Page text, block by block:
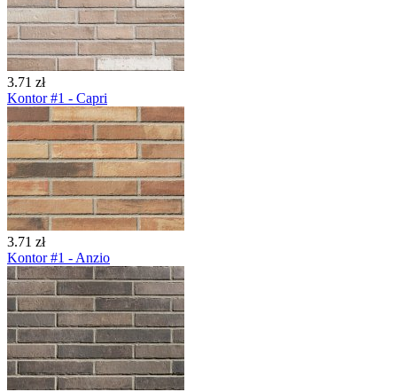
3.71 zł
Kontor #1 - Capri
3.71 zł
Kontor #1 - Anzio